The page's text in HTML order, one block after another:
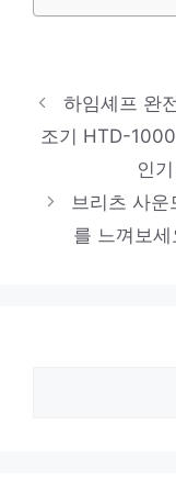
플레이스
일상에 빛을
스타일을 완
하임셰프 완
조기 HTD-
인
브리츠 사
를 느껴보